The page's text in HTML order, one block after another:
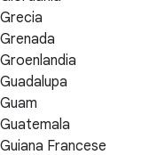
Grecia
Grenada
Groenlandia
Guadalupa
Guam
Guatemala
Guiana Francese